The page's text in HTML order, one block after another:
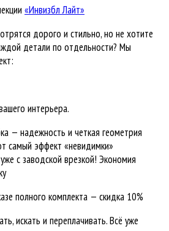
«Инвизбл Лайт»
дорого и стильно, но не хотите
детали по отдельности? Мы
интерьера.
— надежность и четкая геометрия
самый эффект «невидимки»
с заводской врезкой! Экономия
полного комплекта — скидка 10%
искать и переплачивать. Всё уже